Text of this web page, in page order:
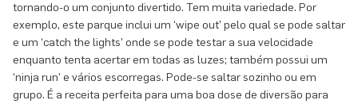
tornando-o um conjunto divertido. Tem muita variedade. Por
exemplo, este parque inclui um ‘wipe out’ pelo qual se pode saltar
e um ‘catch the lights’ onde se pode testar a sua velocidade
enquanto tenta acertar em todas as luzes; também possui um
‘ninja run’ e vários escorregas. Pode-se saltar sozinho ou em
grupo. É a receita perfeita para uma boa dose de diversão para